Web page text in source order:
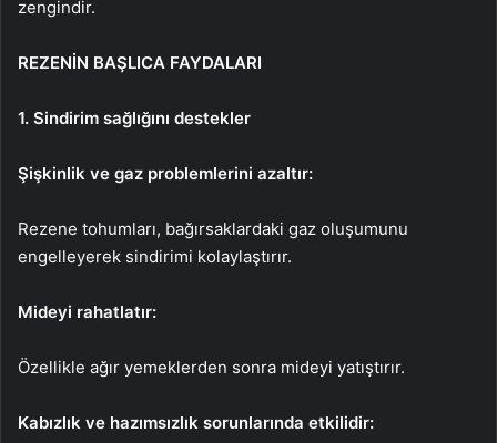
zengindir.
REZENİN BAŞLICA FAYDALARI
1. Sindirim sağlığını destekler
Şişkinlik ve gaz problemlerini azaltır:
Rezene tohumları, bağırsaklardaki gaz oluşumunu
engelleyerek sindirimi kolaylaştırır.
Mideyi rahatlatır:
Özellikle ağır yemeklerden sonra mideyi yatıştırır.
Kabızlık ve hazımsızlık sorunlarında etkilidir: